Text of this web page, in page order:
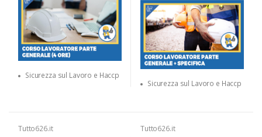
Sicurezza sul Lavoro e Haccp
Sicurezza sul Lavoro e Haccp
Tutto626.it
Tutto626.it